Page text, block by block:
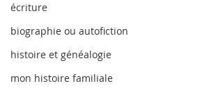
écriture
biographie ou autofiction
histoire et généalogie
mon histoire familiale